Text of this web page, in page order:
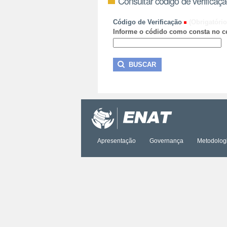
Código de Verificação
Informe o códido como consta no
Apresentação Governança